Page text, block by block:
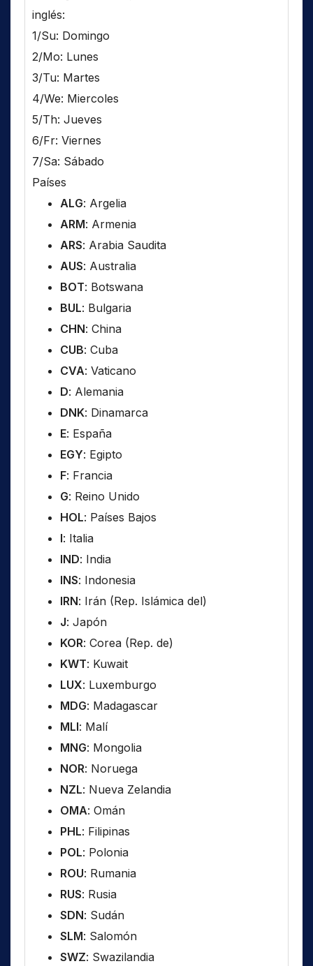
inglés:
1/Su: Domingo
2/Mo: Lunes
3/Tu: Martes
4/We: Miercoles
5/Th: Jueves
6/Fr: Viernes
7/Sa: Sábado
Países
ALG: Argelia
ARM: Armenia
ARS: Arabia Saudita
AUS: Australia
BOT: Botswana
BUL: Bulgaria
CHN: China
CUB: Cuba
CVA: Vaticano
D: Alemania
DNK: Dinamarca
E: España
EGY: Egipto
F: Francia
G: Reino Unido
HOL: Países Bajos
I: Italia
IND: India
INS: Indonesia
IRN: Irán (Rep. Islámica del)
J: Japón
KOR: Corea (Rep. de)
KWT: Kuwait
LUX: Luxemburgo
MDG: Madagascar
MLI: Malí
MNG: Mongolia
NOR: Noruega
NZL: Nueva Zelandia
OMA: Omán
PHL: Filipinas
POL: Polonia
ROU: Rumania
RUS: Rusia
SDN: Sudán
SLM: Salomón
SWZ: Swazilandia